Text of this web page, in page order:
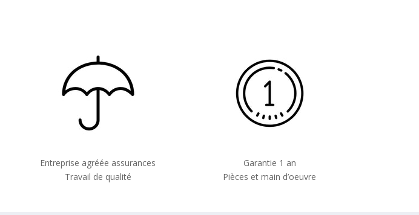
Entreprise agréée assurances
Travail de qualité
Garantie 1 an
Pièces et main d’oeuvre